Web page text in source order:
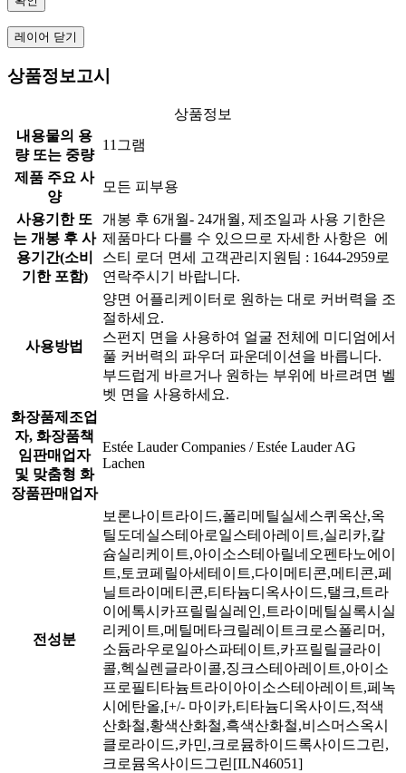
레이어 닫기
상품정보고시
상품정보
내용물의 용
량 또는 중량
11그램
제품 주요 사
양
모든 피부용
사용기한 또
는 개봉 후 사
용기간(소비
기한 포함)
개봉 후 6개월- 24개월, 제조일과 사용 기한은
제품마다 다를 수 있으므로 자세한 사항은 에
스티 로더 면세 고객관리지원팀 : 1644-2959로
연락주시기 바랍니다.
사용방법
양면 어플리케이터로 원하는 대로 커버력을 조
절하세요.
스펀지 면을 사용하여 얼굴 전체에 미디엄에서
풀 커버력의 파우더 파운데이션을 바릅니다.
부드럽게 바르거나 원하는 부위에 바르려면 벨
벳 면을 사용하세요.
화장품제조업
자, 화장품책
임판매업자
및 맞춤형 화
장품판매업자
Estée Lauder Companies / Estée Lauder AG
Lachen
전성분
보론나이트라이드,폴리메틸실세스퀴옥산,옥
틸도데실스테아로일스테아레이트,실리카,칼
슘실리케이트,아이소스테아릴네오펜타노에이
트,토코페릴아세테이트,다이메티콘,메티콘,페
닐트라이메티콘,티타늄디옥사이드,탤크,트라
이에톡시카프릴릴실레인,트라이메틸실록시실
리케이트,메틸메타크릴레이트크로스폴리머,
소듐라우로일아스파테이트,카프릴릴글라이
콜,헥실렌글라이콜,징크스테아레이트,아이소
프로필티타늄트라이아이소스테아레이트,페녹
시에탄올,[+/- 마이카,티타늄디옥사이드,적색
산화철,황색산화철,흑색산화철,비스머스옥시
클로라이드,카민,크로뮴하이드록사이드그린,
크로뮴옥사이드그린[ILN46051]